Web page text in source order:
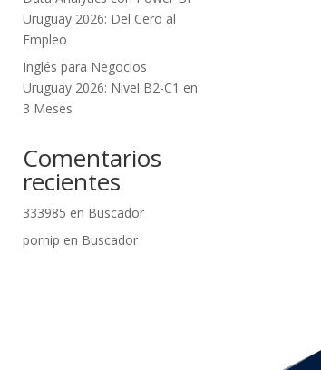
Uruguay 2026: Del Cero al
Empleo
Inglés para Negocios
Uruguay 2026: Nivel B2-C1 en
3 Meses
Comentarios
recientes
333985 en Buscador
pornip en Buscador